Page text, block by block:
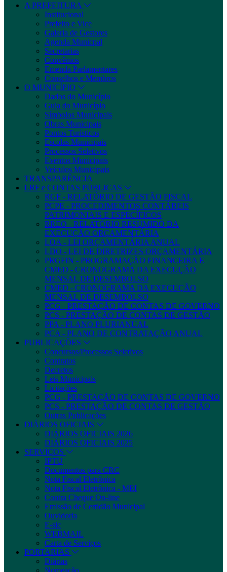
A PREFEITURA
Institucional
Prefeito e Vice
Galeria de Gestores
Agenda Municpal
Secretarias
Convênios
Emenda Parlamentares
Conselhos e Membros
O MUNICÍPIO
Dados do Município
Guia do Município
Símbolos Municipais
Obras Municipais
Pontos Turísticos
Escolas Municipais
Processos Seletivos
Eventos Municipais
Veículos Municipais
TRANSPARÊNCIA
LRF e CONTAS PÚBLICAS
RGF - RELATÓRIO DE GESTÃO FISCAL
PCPE - PROCEDIMENTOS CONTÁBEIS
PATRIMONIAIS E ESPECÍFICOS
RREO - RELATÓRIO RESUMIDO DA
EXECUÇÃO ORÇAMENTÁRIA
LOA - LEI ORÇAMENTÁRIA ANUAL
LDO - LEI DE DIRETRIZES ORÇAMENTÁRIA
PRGFIN - PROGRAMAÇÃO FINANCEIRA E
CMED - CRONOGRAMA DA EXECUÇÃO
MENSAL DE DESEMBOLSO
CMED - CRONOGRAMA DA EXECUÇÃO
MENSAL DE DESEMBOLSO
PCG - PRESTAÇÃO DE CONTAS DE GOVERNO
PCS - PRESTAÇÃO DE CONTAS DE GESTÃO
PPA - PLANO PLURIANUAL
PCA - PLANO DE CONTRATAÇÃO ANUAL
PUBLICAÇÕES
Concursos/Processos Seletivos
Contratos
Decretos
Leis Municipais
Licitações
PCG - PRESTAÇÃO DE CONTAS DE GOVERNO
PCS - PRESTAÇÃO DE CONTAS DE GESTÃO
Outras Publicações
DIÁRIOS OFICIAIS
DIÁRIOS OFICIAIS 2026
DIÁRIOS OFICIAIS 2025
SERVIÇOS
IPTU
Documentos para CRC
Nota Fiscal Eletrônica
Nota Fiscal Eletrônica - MEI
Contra Cheque On-line
Emissão de Certidão Municipal
Ouvidoria
E-sic
WEBMAIL
Carta de Serviços
PORTARIAS
Diárias
Nomeação